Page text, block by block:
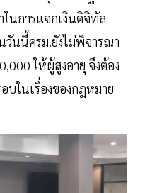
นการแจกเงินดิจิทัล
วันนี้ครม.ยังไม่พิจารณา
ให้ผู้สูงอายุ จึงต้อง
ในเรื่องของกฎหมาย